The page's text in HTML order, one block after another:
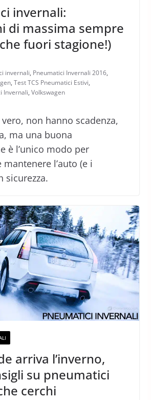
invernali:
di massima sempre
fuori stagione!)
invernali, Pneumatici Invernali 2016,
, Test TCS Pneumatici Estivi,
Invernali, Volkswagen
non hanno scadenza,
ma una buona
è l’unico modo per
l’auto (e i
sicurezza.
arriva l’inverno,
su pneumatici
cerchi